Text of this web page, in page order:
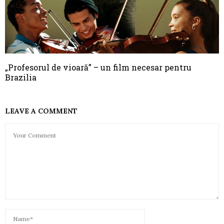
„Profesorul de vioară” – un film necesar pentru
Brazilia
LEAVE A COMMENT